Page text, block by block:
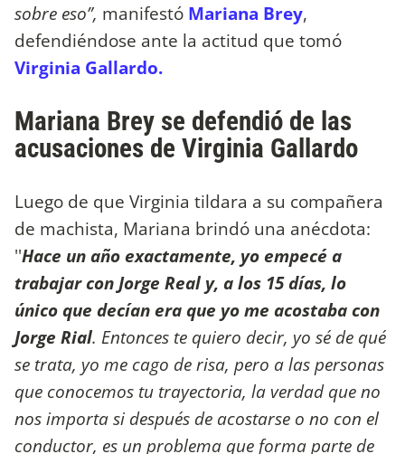
sobre eso”, manifestó Mariana Brey,
defendiéndose ante la actitud que tomó
Virginia Gallardo.
Mariana Brey se defendió de las
acusaciones de Virginia Gallardo
Luego de que Virginia tildara a su compañera
de machista, Mariana brindó una anécdota:
''Hace un año exactamente, yo empecé a
trabajar con Jorge Real y, a los 15 días, lo
único que decían era que yo me acostaba con
Jorge Rial. Entonces te quiero decir, yo sé de qué
se trata, yo me cago de risa, pero a las personas
que conocemos tu trayectoria, la verdad que no
nos importa si después de acostarse o no con el
conductor, es un problema que forma parte de